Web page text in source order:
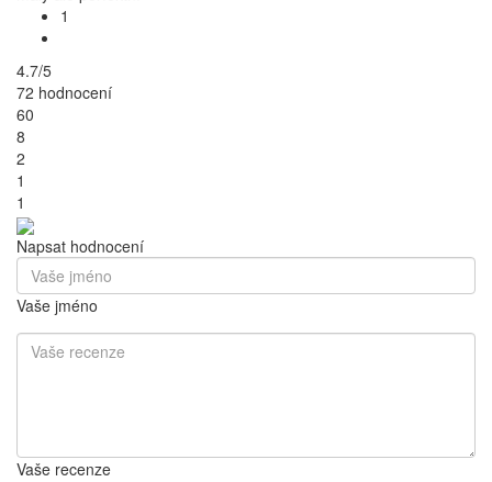
1
4.7/5
72 hodnocení
60
8
2
1
1
Napsat hodnocení
Vaše jméno
Vaše recenze